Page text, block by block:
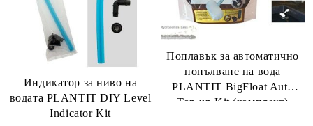
Индикатор за ниво на
водата PLANTIT DIY Level
Indicator Kit
Поплавък за автоматично
попълване на вода
PLANTIT BigFloat Auto
Top-up Kit (комплект)